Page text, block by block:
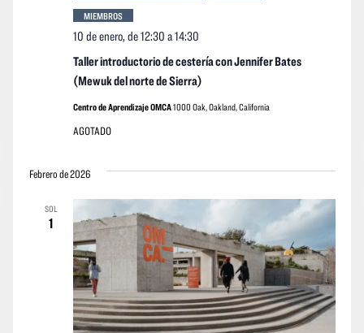
Taller introductorio de cestería con Jennifer Bates
(Mewuk del norte de Sierra)
10 de enero, de 12:30 a14:30
MIEMBROS
Centro de Aprendizaje OMCA1000 Oak, Oakland, California
AGOTADO
Febrero de 2026
SOL
1